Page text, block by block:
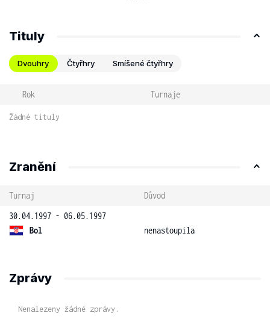
Tituly
Dvouhry Čtyřhry Smíšené čtyřhry
Rok Turnaje
Žádné tituly
Zranění
Turnaj
Důvod
30.04.1997 - 06.05.1997
Bol
nenastoupila
Zprávy
Nenalezeny žádné zprávy.